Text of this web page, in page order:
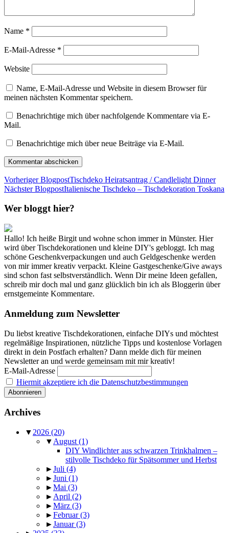
Name *
E-Mail-Adresse *
Website
Name, E-Mail-Adresse und Website in diesem Browser für
meinen nächsten Kommentar speichern.
Benachrichtige mich über nachfolgende Kommentare via E-
Mail.
Benachrichtige mich über neue Beiträge via E-Mail.
Vorheriger BlogpostTischdeko Heiratsantrag / Candlelight Dinner
Nächster BlogpostItalienische Tischdeko – Tischdekoration Toskana
Wer bloggt hier?
Hallo! Ich heiße Birgit und wohne schon immer in Münster. Hier
wird über Tischdekorationen und kleine DIY's gebloggt. Ich mag
schöne Geschenkverpackungen und auch Geldgeschenke werden
von mir immer kreativ verpackt. Kleine Gastgeschenke/Give aways
sind schon fast selbstverständlich. Wenn Dir meine Ideen gefallen,
schreib mir doch mal und ganz glücklich bin ich als Bloggerin über
ernstgemeinte Kommentare.
Anmeldung zum Newsletter
Du liebst kreative Tischdekorationen, einfache DIYs und möchtest
regelmäßige Inspirationen, nützliche Tipps und kostenlose Vorlagen
direkt in dein Postfach erhalten? Dann melde dich für meinen
Newsletter an und werde gemeinsam mit mir kreativ!
E-Mail-Adresse
Hiermit akzeptiere ich die Datenschutzbestimmungen
Archives
▼ 2026 (20)
▼ August (1)
DIY Windlichter aus schwarzen Trinkhalmen –
stilvolle Tischdeko für Spätsommer und Herbst
►Juli (4)
►Juni (1)
►Mai (3)
► April (2)
►März (3)
►Februar(3)
►Januar(3)